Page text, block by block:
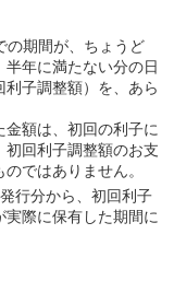
の期間が、ちょうど
年に満たない分の日
子調整額）を、あら
額は、初回の利子に
回利子調整額のお支
ではありません。
行分から、初回利子
際に保有した期間に